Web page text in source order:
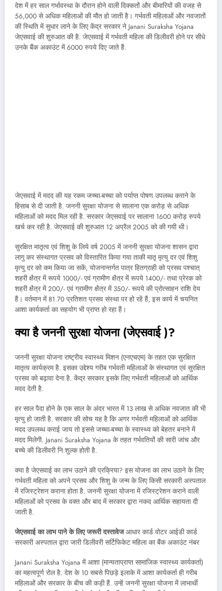
देश में हर साल गर्भावस्था के दौरान होने वाली दिक्कतों और बीमारियों की वजह से
56,000 से अधिक महिलाओं की मौत हो जाती है। गर्भवती महिलाओं और नवजातों
की स्थिति में सुधार लाने के लिए केंद्र सरकार ने Janani Suraksha Yojana
जेएसवाई की शुरुआत की है. जेएसवाई में गर्भवती महिला की डिलीवरी होने पर सीधे
उनके बैंक अकाउंट में 6000 रुपये दिए जाते हैं.
जेएसवाई में मदद की यह रकम जच्चा-बच्चा को पर्याप्त पोषण उपलब्ध कराने के
हिसाब से दी जाती है. जननी सुरक्षा योजना से सालाना एक करोड़ से अधिक
महिलाओं को मदद मिल रही है. सरकार जेएसवाई पर सालाना 1600 करोड़ रुपये
खर्च कर रही है. जेएसवाई की शुरुआत 12 अप्रैल 2005 को की गयी थी।
सुरक्षित मातृत्व एवं शिशु के लिये वर्ष 2005 में जननी सुरक्षा योजना शासन द्वारा
लागु कर संस्थागत प्रसव को विस्तारित किया गया ताकी मातृ मृत्यु दर एवं शिशु
मृत्यु दर को कम किया जा सकें, योजनान्तर्गत पात्र हितग्राही को प्रसव पश्चात्
शहरी क्षैत्र में रूपये 1000/- एवं ग्रामीण क्षैत्र में रूपये 1400/- तथा प्रेरक को
शहरी क्षैत्र में 200/- एवं ग्रामीण क्षैत्र में 350/- रूपये की प्रोत्साहन राशि देय
हैं। वर्तमान में 81.70 प्रतिशत प्रसव संस्था पर हो रहें हैं, इस कार्य में चयनित
आशा कार्यकर्ता का सहयोग भी प्राप्त हो रहा हैं।
क्या है जननी सुरक्षा योजना (जेएसवाई )?
जननी सुरक्षा योजना राष्ट्रीय स्वास्थ्य मिशन (एनएचएम) के तहत एक सुरक्षित
मातृत्व कार्यक्रम है. इसका उद्देश्य गरीब गर्भवती महिलाओं के संस्थागत एवं सुरक्षित
प्रसव को बढ़ावा देना है. केंद्र सरकार इसके लिए गर्भवती महिलाओं को आर्थिक
मदद देती है.
हर साल पैदा होने के एक साल के अंदर भारत में 13 लाख से अधिक नवजात की भी
मृत्यु हो जाती है. सरकार की सोच यह है कि अगर गर्भवती महिलाओं को आर्थिक
मदद उपलब्ध कराई जाय तो इससे जच्चा-बच्चा के स्वास्थ्य को बेहतर बनाने में
मदद मिलेगी. Janani Suraksha Yojana के तहत गर्भवतियों की सारी जांच और
बच्चे की डिलीवरी नि:शुल्क होती है.
क्या है जेएसवाई का लाभ उठाने की प्रक्रिया? इस योजना का लाभ उठाने के लिए
गर्भवती महिला को अपने प्रसव और शिशु के जन्म के लिए किसी सरकारी अस्पताल
में रजिस्ट्रेशन कराना होता है. जननी सुरक्षा योजना में रजिस्ट्रेशन कराने वाली
महिलाओं को प्रसव के वक्त और बाद में सरकार द्वारा नकद आर्थिक सहायता दी
जाती है.
जेएसवाई का लाभ पाने के लिए जरूरी दस्तावेजआधार कार्ड वोटर आईडी कार्ड
सरकारी अस्पताल द्वारा जारी डिलीवरी सर्टिफिकेट महिला का बैंक अकाउंट नंबर
Janani Suraksha Yojana में आशा (मान्यताप्राप्त सामाजिक स्वास्थ्य कार्यकर्ता)
का महत्वपूर्ण रोल है. देश के 10 सबसे पिछड़े इलाके में आशा कार्यकर्ता ही गरीब
महिलाओं और सरकार के बीच की कड़ी हैं. उन्हें जननी सुरक्षा योजना में लाभार्थी